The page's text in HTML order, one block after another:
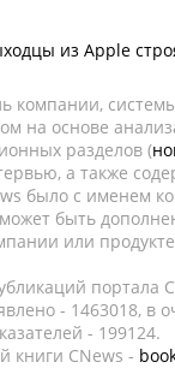
из Apple
на основе
разделов (
а также
было с именем
быть
или
портала
- 1463018, в
- 199124.
книги CNews -